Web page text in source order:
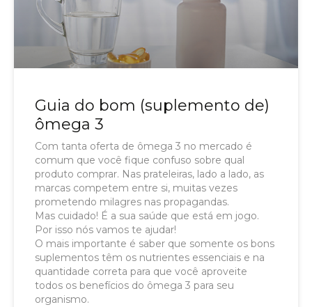
Guia do bom (suplemento de)
ômega 3
Com tanta oferta de ômega 3 no mercado é
comum que você fique confuso sobre qual
produto comprar. Nas prateleiras, lado a lado, as
marcas competem entre si, muitas vezes
prometendo milagres nas propagandas.
Mas cuidado! É a sua saúde que está em jogo.
Por isso nós vamos te ajudar!
O mais importante é saber que somente os bons
suplementos têm os nutrientes essenciais e na
quantidade correta para que você aproveite
todos os benefícios do ômega 3 para seu
organismo.